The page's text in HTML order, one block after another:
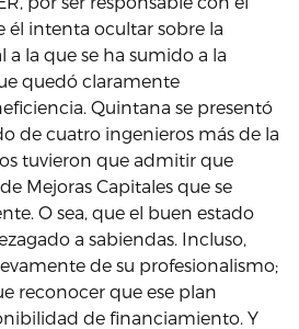
él intenta ocultar sobre la
la que se ha sumido a la
quedó claramente
Quintana se presentó
de cuatro ingenieros más de la
tuvieron que admitir que
Mejoras Capitales que se
O sea, que el buen estado
a sabiendas. Incluso,
de su profesionalismo;
reconocer que ese plan
de financiamiento. Y